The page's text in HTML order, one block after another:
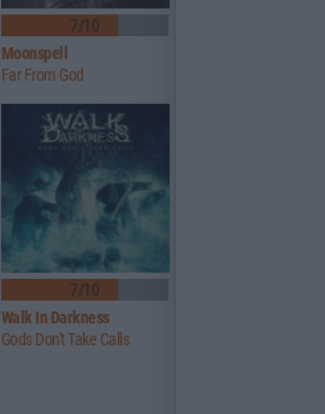
7/10
Moonspell
Far From God
7/10
Walk In Darkness
Gods Don't Take Calls